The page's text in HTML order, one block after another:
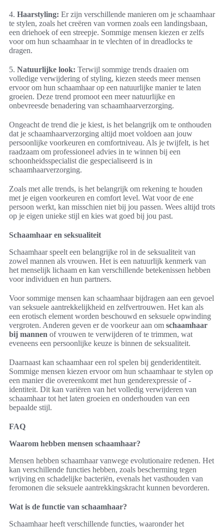
4. Haarstyling: Er zijn verschillende manieren om je schaamhaar
te stylen, zoals het creëren van vormen zoals een landingsbaan,
een driehoek of een streepje. Sommige mensen kiezen er zelfs
voor om hun schaamhaar in te vlechten of in dreadlocks te
dragen.
5. Natuurlijke look: Terwijl sommige trends draaien om
volledige verwijdering of styling, kiezen steeds meer mensen
ervoor om hun schaamhaar op een natuurlijke manier te laten
groeien. Deze trend promoot een meer natuurlijke en
onbevreesde benadering van schaamhaarverzorging.
Ongeacht de trend die je kiest, is het belangrijk om te onthouden
dat je schaamhaarverzorging altijd moet voldoen aan jouw
persoonlijke voorkeuren en comfortniveau. Als je twijfelt, is het
raadzaam om professioneel advies in te winnen bij een
schoonheidsspecialist die gespecialiseerd is in
schaamhaarverzorging.
Zoals met alle trends, is het belangrijk om rekening te houden
met je eigen voorkeuren en comfort level. Wat voor de ene
persoon werkt, kan misschien niet bij jou passen. Wees altijd trots
op je eigen unieke stijl en kies wat goed bij jou past.
Schaamhaar en seksualiteit
Schaamhaar speelt een belangrijke rol in de seksualiteit van
zowel mannen als vrouwen. Het is een natuurlijk kenmerk van
het menselijk lichaam en kan verschillende betekenissen hebben
voor individuen en hun partners.
Voor sommige mensen kan schaamhaar bijdragen aan een gevoel
van seksuele aantrekkelijkheid en zelfvertrouwen. Het kan als
een erotisch element worden beschouwd en seksuele opwinding
vergroten. Anderen geven er de voorkeur aan om schaamhaar
bij mannen of vrouwen te verwijderen of te trimmen, wat
eveneens een persoonlijke keuze is binnen de seksualiteit.
Daarnaast kan schaamhaar een rol spelen bij genderidentiteit.
Sommige mensen kiezen ervoor om hun schaamhaar te stylen op
een manier die overeenkomt met hun genderexpressie of -
identiteit. Dit kan variëren van het volledig verwijderen van
schaamhaar tot het laten groeien en onderhouden van een
bepaalde stijl.
FAQ
Waarom hebben mensen schaamhaar?
Mensen hebben schaamhaar vanwege evolutionaire redenen. Het
kan verschillende functies hebben, zoals bescherming tegen
wrijving en schadelijke bacteriën, evenals het vasthouden van
feromonen die seksuele aantrekkingskracht kunnen bevorderen.
Wat is de functie van schaamhaar?
Schaamhaar heeft verschillende functies, waaronder het